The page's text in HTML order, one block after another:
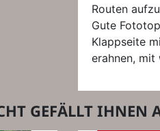
Routen
Gute
Klappseite
erahnen, mit
GEFÄLLT IHNEN